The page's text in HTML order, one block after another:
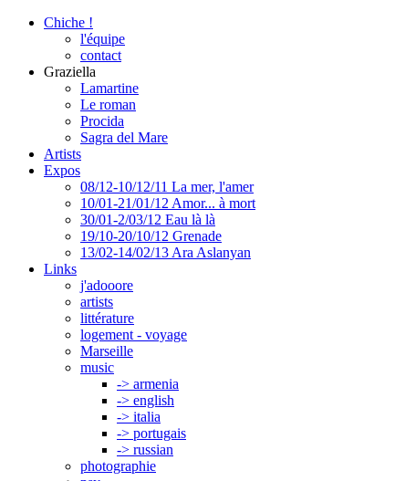
Chiche !
l'équipe
contact
Graziella
Lamartine
Le roman
Procida
Sagra del Mare
Artists
Expos
08/12-10/12/11 La mer, l'amer
10/01-21/01/12 Amor... à mort
30/01-2/03/12 Eau là là
19/10-20/10/12 Grenade
13/02-14/02/13 Ara Aslanyan
Links
j'adooore
artists
littérature
logement - voyage
Marseille
music
-> armenia
-> english
-> italia
-> portugais
-> russian
photographie